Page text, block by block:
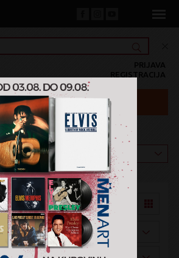
REGISTRACIJA
PRIJAVA
KATEGORIJA